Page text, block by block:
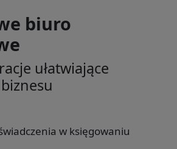
biuro
ułatwiające
w księgowaniu